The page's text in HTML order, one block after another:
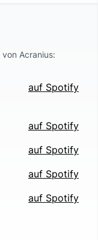
von Acranius:
auf Spotify
auf Spotify
auf Spotify
auf Spotify
auf Spotify